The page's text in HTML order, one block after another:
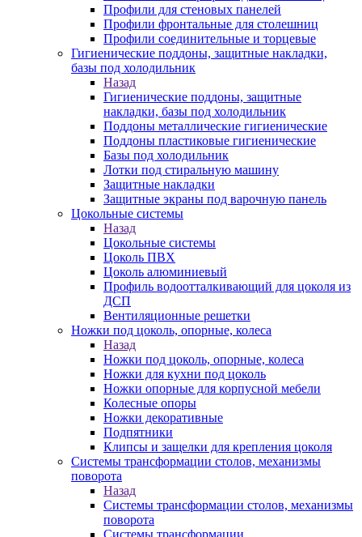
Профили для стеновых панелей
Профили фронтальные для столешниц
Профили соединительные и торцевые
Гигиенические поддоны, защитные накладки,
базы под холодильник
Назад
Гигиенические поддоны, защитные
накладки, базы под холодильник
Поддоны металлические гигиенические
Поддоны пластиковые гигиенические
Базы под холодильник
Лотки под стиральную машину
Защитные накладки
Защитные экраны под варочную панель
Цокольные системы
Назад
Цокольные системы
Цоколь ПВХ
Цоколь алюминиевый
Профиль водоотталкивающий для цоколя из
ДСП
Вентиляционные решетки
Ножки под цоколь, опорные, колеса
Назад
Ножки под цоколь, опорные, колеса
Ножки для кухни под цоколь
Ножки опорные для корпусной мебели
Колесные опоры
Ножки декоративные
Подпятники
Клипсы и защелки для крепления цоколя
Системы трансформации столов, механизмы
поворота
Назад
Системы трансформации столов, механизмы
поворота
Системы трансформации